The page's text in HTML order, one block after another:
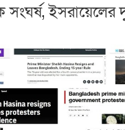
সংঘর্ষ, ইসরায়েলের